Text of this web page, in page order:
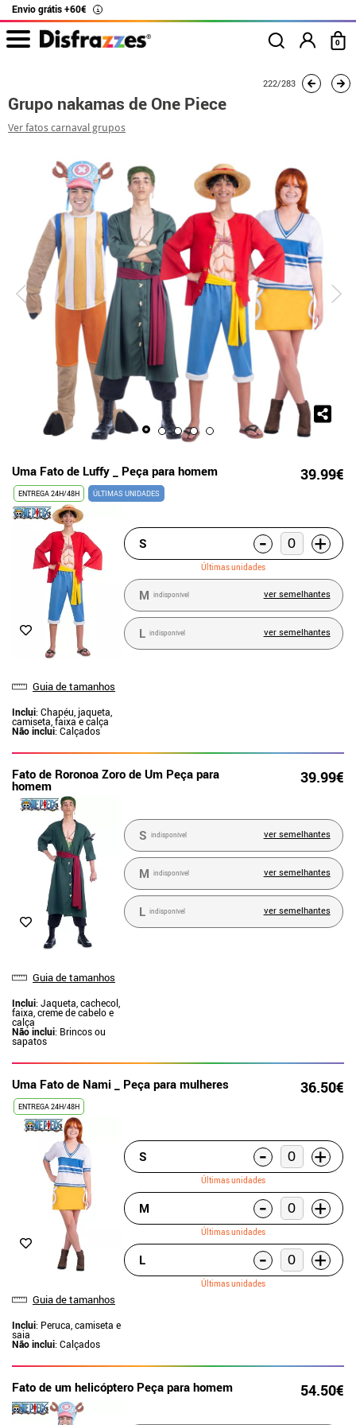
Envio grátis +60€ i
0
Grupo nakamas de One Piece
222/283
Grupo nakamas de One Piece
Ver fatos carnaval grupos
Uma Fato de Luffy _ Peça para homem 39.99€
ENTREGA 24H/48H ÚLTIMAS UNIDADES
Guia de tamanhos
Inclui: Chapéu, jaqueta,
camiseta, faixa e calça
Não inclui: Calçados
S - +
Últimas unidades
M indisponível ver semelhantes
L indisponível ver semelhantes
Fato de Roronoa Zoro de Um Peça para
homem 39.99€
Guia de tamanhos
Inclui: Jaqueta, cachecol,
faixa, creme de cabelo e
calça
Não inclui: Brincos ou
sapatos
S indisponível ver semelhantes
M indisponível ver semelhantes
L indisponível ver semelhantes
Uma Fato de Nami _ Peça para mulheres 36.50€
ENTREGA 24H/48H
Guia de tamanhos
Inclui: Peruca, camiseta e
saia
Não inclui: Calçados
S - +
Últimas unidades
M - +
Últimas unidades
L - +
Últimas unidades
Fato de um helicóptero Peça para homem 54.50€